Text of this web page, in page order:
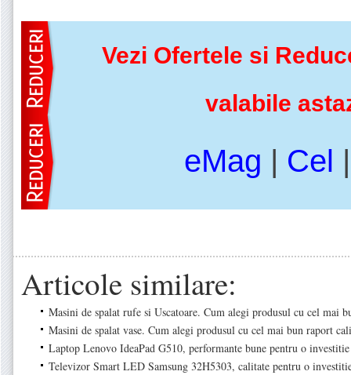
Vezi Ofertele si
valabile
eMag | Cel
Articole similare:
Masini de spalat rufe si Uscatoare. Cum alegi produsul cu cel mai
Masini de spalat vase. Cum alegi produsul cu cel mai bun raport
Laptop Lenovo IdeaPad G510, performante bune pentru o
Televizor Smart LED Samsung 32H5303, calitate pentru o